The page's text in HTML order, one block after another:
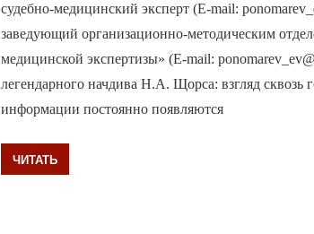
судебно-медицинский эксперт (E-mail:
заведующий организационно-методическим
медицинской экспертизы» (E-mail:
легендарного начдива Н.А. Щорса: взгляд сквозь
информации постоянно появляются
ЧИТАТЬ